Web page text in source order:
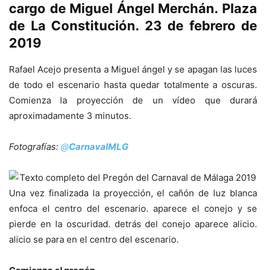
cargo de Miguel Ángel Merchán. Plaza
de La Constitución. 23 de febrero de
2019
Rafael Acejo presenta a Miguel ángel y se apagan las luces
de todo el escenario hasta quedar totalmente a oscuras.
Comienza la proyección de un vídeo que durará
aproximadamente 3 minutos.
Fotografías: @CarnavalMLG
Una vez finalizada la proyección, el cañón de luz blanca
enfoca el centro del escenario. aparece el conejo y se
pierde en la oscuridad. detrás del conejo aparece alicio.
alicio se para en el centro del escenario.